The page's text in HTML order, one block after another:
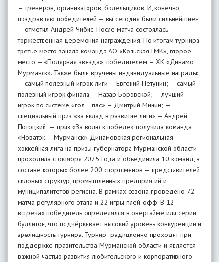
— тренеров, организаторов, болельщиков. И, конечно,
поздравляю победителей — вы сегодня были сильнейшие»,
— отметил Андрей Чибис. После матча состоялась
торжественная церемония награждения. По итогам турнира
третье место заняла команда АО «Кольская ГМК», второе
место — «Полярная звезда», победителем — ХК «Динамо
Мурманск». Также были вручены индивидуальные награды:
— самый полезный игрок лиги — Евгений Петунин; — самый
полезный игрок финала — Назар Боровской; — лучший
игрок по системе «гол + пас» — Дмитрий Минин; —
специальный приз «за вклад в развитие лиги» — Андрей
Потоцкий; — приз «За волю к победе» получила команда
«Новатэк — Мурманск». Динамовская региональная
хоккейная лига на призы губернатора Мурманской области
проходила с октября 2025 года и объединила 10 команд, в
составе которых более 200 спортсменов — представителей
силовых структур, промышленных предприятий и
муниципалитетов региона. В рамках сезона проведено 72
матча регулярного этапа и 22 игры плей-офф. В 12
встречах победитель определялся в овертайме или серии
буллитов, что подчёркивает высокий уровень конкуренции и
зрелищность турнира. Турнир традиционно проходит при
поддержке правительства Мурманской области и является
важной частью развития любительского и корпоративного